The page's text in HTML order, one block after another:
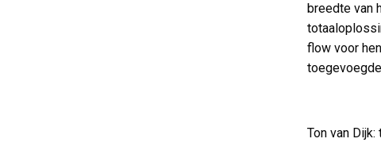
breedte van
flow voor
Ton van